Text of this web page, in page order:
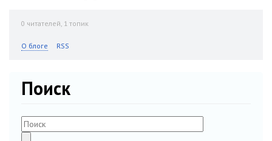
0 читателей, 1 топик
О блоге RSS
Поиск